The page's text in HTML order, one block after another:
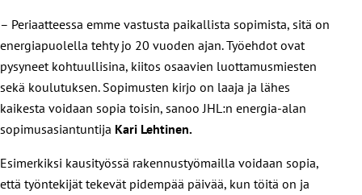
– Periaatteessa emme vastusta paikallista sopimista, sitä on
energiapuolella tehty jo 20 vuoden ajan. Työehdot ovat
pysyneet kohtuullisina, kiitos osaavien luottamusmiesten
sekä koulutuksen. Sopimusten kirjo on laaja ja lähes
kaikesta voidaan sopia toisin, sanoo JHL:n energia-alan
sopimusasiantuntija Kari Lehtinen.
Esimerkiksi kausityössä rakennustyömailla voidaan sopia,
että työntekijät tekevät pidempää päivää, kun töitä on ja